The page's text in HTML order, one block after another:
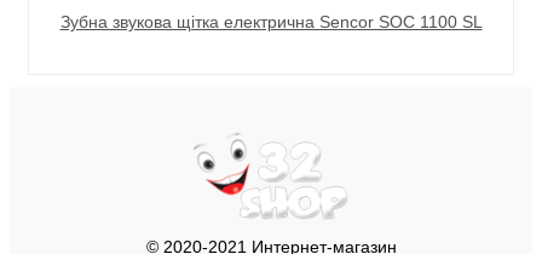
Зубна звукова щітка електрична Sencor SOC 1100 SL
© 2020-2021 Интернет-магазин